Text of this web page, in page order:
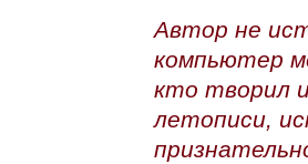
Автор не
компьютер
кто творил
летописи,